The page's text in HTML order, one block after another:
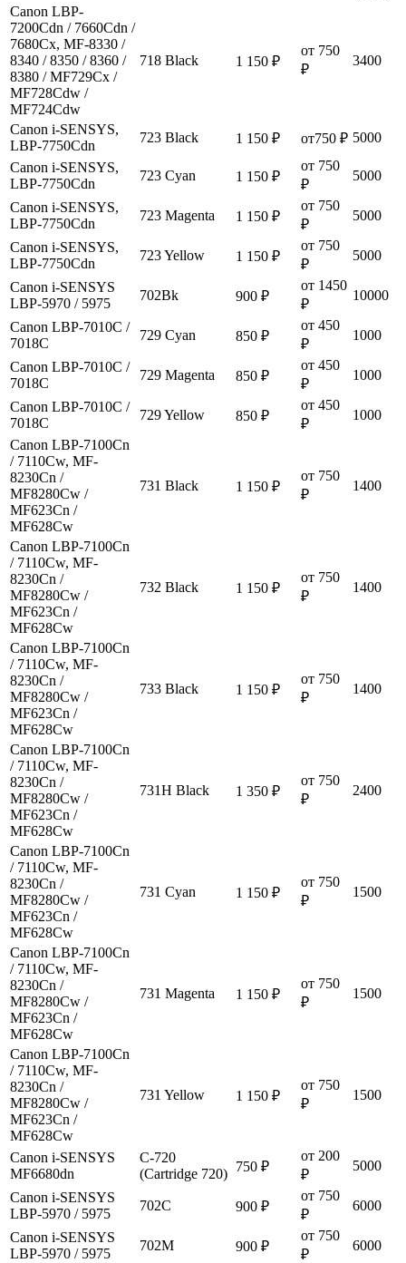
Canon LBP-
7200Cdn / 7660Cdn /
7680Cх, MF-8330 /
8340 / 8350 / 8360 /
8380 / MF729Cx /
MF728Cdw /
MF724Cdw
718 Black 1 150 ₽
от 750
₽
3400
Canon i-SENSYS,
LBP-7750Cdn
723 Black 1 150 ₽ от750 ₽ 5000
Canon i-SENSYS,
LBP-7750Cdn
723 Cyan 1 150 ₽
от 750
₽
5000
Canon i-SENSYS,
LBP-7750Cdn
723 Magenta 1 150 ₽
от 750
₽
5000
Canon i-SENSYS,
LBP-7750Cdn
723 Yellow 1 150 ₽
от 750
₽
5000
Canon i-SENSYS
LBP-5970 / 5975
702Bk 900 ₽
от 1450
₽
10000
Canon LBP-7010C /
7018C
729 Cyan 850 ₽
от 450
₽
1000
Canon LBP-7010C /
7018C
729 Magenta 850 ₽
от 450
₽
1000
Canon LBP-7010C /
7018C
729 Yellow 850 ₽
от 450
₽
1000
Canon LBP-7100Cn
/ 7110Cw, MF-
8230Cn /
MF8280Cw /
MF623Cn /
MF628Cw
731 Black 1 150 ₽
от 750
₽
1400
Canon LBP-7100Cn
/ 7110Cw, MF-
8230Cn /
MF8280Cw /
MF623Cn /
MF628Cw
732 Black 1 150 ₽
от 750
₽
1400
Canon LBP-7100Cn
/ 7110Cw, MF-
8230Cn /
MF8280Cw /
MF623Cn /
MF628Cw
733 Black 1 150 ₽
от 750
₽
1400
Canon LBP-7100Cn
/ 7110Cw, MF-
8230Cn /
MF8280Cw /
MF623Cn /
MF628Cw
731H Black 1 350 ₽
от 750
₽
2400
Canon LBP-7100Cn
/ 7110Cw, MF-
8230Cn /
MF8280Cw /
MF623Cn /
MF628Cw
731 Cyan 1 150 ₽
от 750
₽
1500
Canon LBP-7100Cn
/ 7110Cw, MF-
8230Cn /
MF8280Cw /
MF623Cn /
MF628Cw
731 Magenta 1 150 ₽
от 750
₽
1500
Canon LBP-7100Cn
/ 7110Cw, MF-
8230Cn /
MF8280Cw /
MF623Cn /
MF628Cw
731 Yellow 1 150 ₽
от 750
₽
1500
Canon i-SENSYS
MF6680dn
C-720
(Cartridge 720) 750 ₽
от 200
₽
5000
Canon i-SENSYS
LBP-5970 / 5975
702C 900 ₽
от 750
₽
6000
Canon i-SENSYS
LBP-5970 / 5975
702M 900 ₽
от 750
₽
6000